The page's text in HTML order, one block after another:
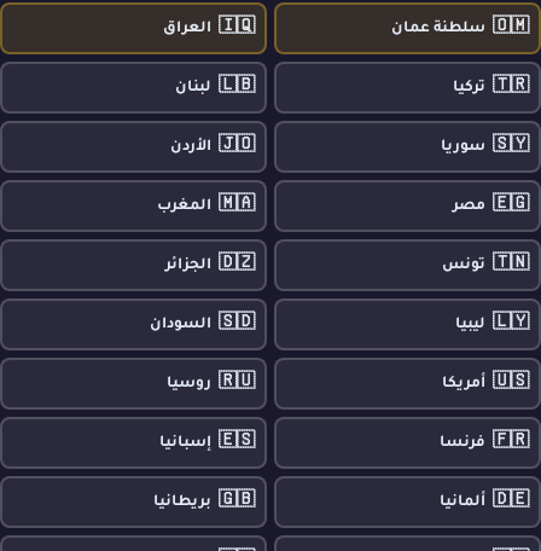
🇴🇲 سلطنة عمان 🇮🇶 العراق
🇹🇷 تركيا 🇱🇧 لبنان
🇸🇾 سوريا 🇯🇴 الأردن
🇪🇬 مصر 🇲🇦 المغرب
🇹🇳 تونس 🇩🇿 الجزائر
🇱🇾 ليبيا 🇸🇩 السودان
🇺🇸 أمريكا 🇷🇺 روسيا
🇫🇷 فرنسا 🇪🇸 إسبانيا
🇩🇪 ألمانيا 🇬🇧 بريطانيا